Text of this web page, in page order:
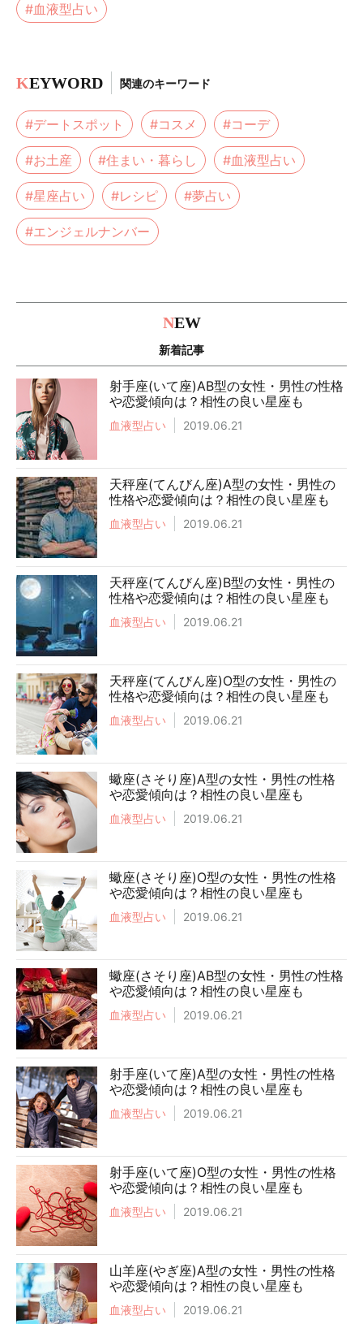
#血液型占い
KEYWORD 関連のキーワード
#デートスポット #コスメ #コーデ
#お土産 #住まい・暮らし #血液型占い
#星座占い #レシピ #夢占い
#エンジェルナンバー
NEW
新着記事
射手座(いて座)AB型の女性・男性の性格
や恋愛傾向は？相性の良い星座も
血液型占い 2019.06.21
天秤座(てんびん座)A型の女性・男性の
性格や恋愛傾向は？相性の良い星座も
血液型占い 2019.06.21
天秤座(てんびん座)B型の女性・男性の
性格や恋愛傾向は？相性の良い星座も
血液型占い 2019.06.21
天秤座(てんびん座)O型の女性・男性の
性格や恋愛傾向は？相性の良い星座も
血液型占い 2019.06.21
蠍座(さそり座)A型の女性・男性の性格
や恋愛傾向は？相性の良い星座も
血液型占い 2019.06.21
蠍座(さそり座)O型の女性・男性の性格
や恋愛傾向は？相性の良い星座も
血液型占い 2019.06.21
蠍座(さそり座)AB型の女性・男性の性格
や恋愛傾向は？相性の良い星座も
血液型占い 2019.06.21
射手座(いて座)A型の女性・男性の性格
や恋愛傾向は？相性の良い星座も
血液型占い 2019.06.21
射手座(いて座)O型の女性・男性の性格
や恋愛傾向は？相性の良い星座も
血液型占い 2019.06.21
山羊座(やぎ座)A型の女性・男性の性格
や恋愛傾向は？相性の良い星座も
血液型占い 2019.06.21